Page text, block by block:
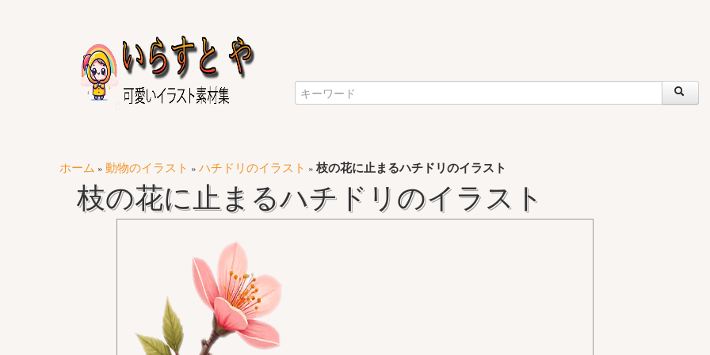
ホーム » 動物のイラスト » ハチドリのイラスト » 枝の花に止まるハチドリのイラスト
枝の花に止まるハチドリのイラスト